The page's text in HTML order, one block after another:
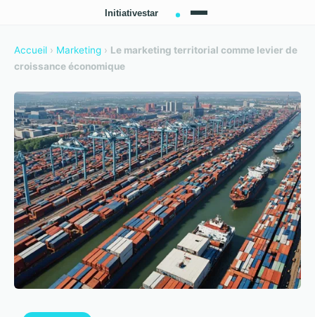
Accueil › Marketing › Le marketing territorial comme levier de
croissance économique